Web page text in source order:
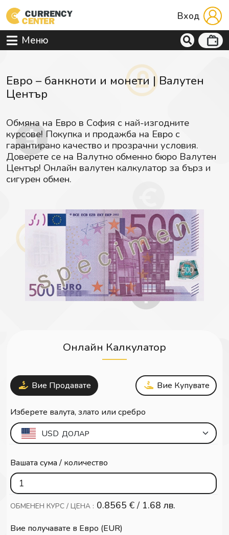
Вход
Меню
Евро – банкноти и монети | Валутен
Център
Обмяна на Евро в София с най-изгодните
курсове! Покупка и продажба на Евро с
гарантирано качество и прозрачни условия.
Доверете се на Валутно обменно бюро Валутен
Център! Онлайн валутен калкулатор за бърз и
сигурен обмен.
Онлайн Калкулатор
Вие Продавате Вие Купувате
Изберете валута, злато или сребро
USD ДОЛАР
Вашата сума / количество
ОБМЕНЕН КУРС / ЦЕНА : 0.8565 € / 1.68 лв.
Вие получавате в Евро (EUR)